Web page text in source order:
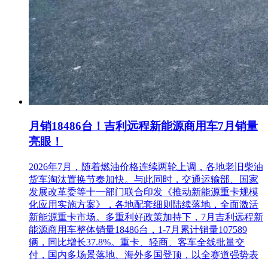
月销18486台！吉利远程新能源商用车7月销量
亮眼！
2026年7月，随着燃油价格连续两轮上调，各地老旧柴油
货车淘汰置换节奏加快。与此同时，交通运输部、国家
发展改革委等十一部门联合印发《推动新能源重卡规模
化应用实施方案》，各地配套细则陆续落地，全面激活
新能源重卡市场。多重利好政策加持下，7月吉利远程新
能源商用车整体销量18486台，1-7月累计销量107589
辆，同比增长37.8%。重卡、轻商、客车全线批量交
付，国内多场景落地、海外多国登顶，以全赛道强势表